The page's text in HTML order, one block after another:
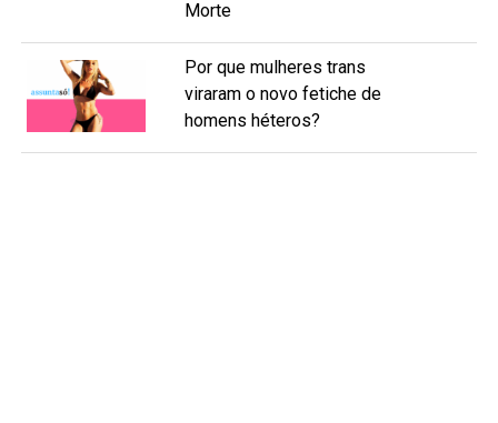
Morte
Por que mulheres trans
viraram o novo fetiche de
homens héteros?